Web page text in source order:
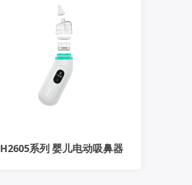
H2605系列 婴儿电动吸鼻器